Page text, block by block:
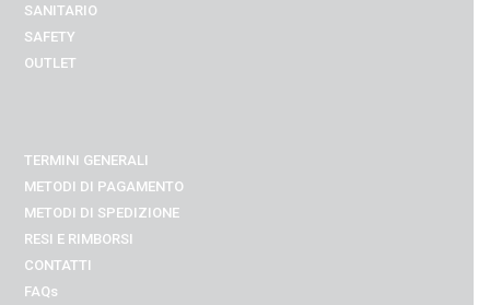
SANITARIO
SAFETY
OUTLET
TERMINI GENERALI
METODI DI PAGAMENTO
METODI DI SPEDIZIONE
RESI E RIMBORSI
CONTATTI
FAQs